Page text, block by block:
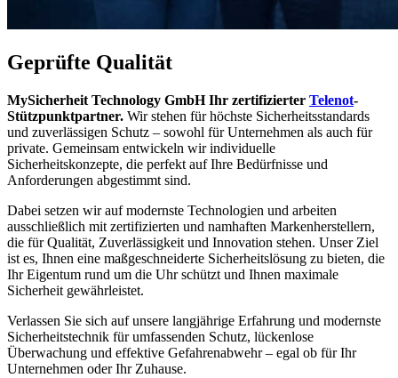
Geprüfte Qualität
MySicherheit Technology GmbH Ihr zertifizierter Telenot-
Stützpunktpartner. Wir stehen für höchste Sicherheitsstandards
und zuverlässigen Schutz – sowohl für Unternehmen als auch für
private. Gemeinsam entwickeln wir individuelle
Sicherheitskonzepte, die perfekt auf Ihre Bedürfnisse und
Anforderungen abgestimmt sind.
Dabei setzen wir auf modernste Technologien und arbeiten
ausschließlich mit zertifizierten und namhaften Markenherstellern,
die für Qualität, Zuverlässigkeit und Innovation stehen. Unser Ziel
ist es, Ihnen eine maßgeschneiderte Sicherheitslösung zu bieten, die
Ihr Eigentum rund um die Uhr schützt und Ihnen maximale
Sicherheit gewährleistet.
Verlassen Sie sich auf unsere langjährige Erfahrung und modernste
Sicherheitstechnik für umfassenden Schutz, lückenlose
Überwachung und effektive Gefahrenabwehr – egal ob für Ihr
Unternehmen oder Ihr Zuhause.